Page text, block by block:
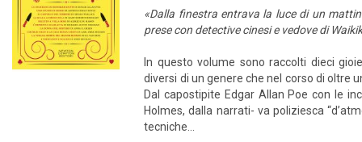
«Dalla finestra entrava la luce di un
prese con detective cinesi e vedove di
In questo volume sono raccolti dieci
diversi di un genere che nel corso di oltre
Dal capostipite Edgar Allan Poe con le
Holmes, dalla narrati- va poliziesca
tecniche...